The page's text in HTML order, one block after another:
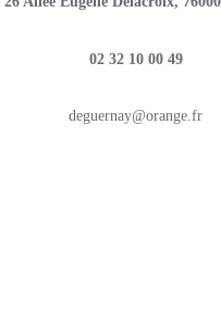
02 32 10 00 49
deguernay@orange.fr